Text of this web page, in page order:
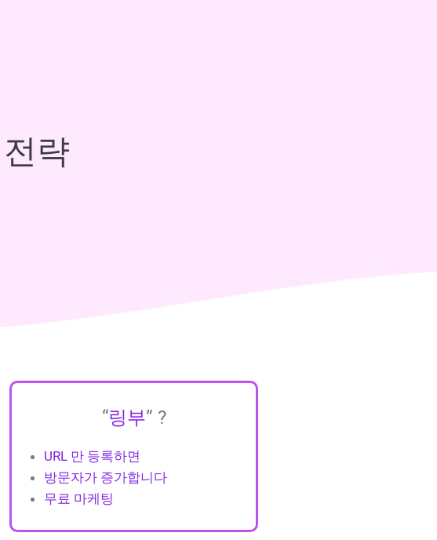
략
“링부” ?
URL 만 등록하면
방문자가 증가합니다
무료 마케팅